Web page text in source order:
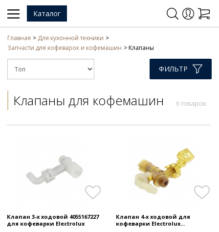
Каталог
Главная
Для кухонной техники
Запчасти для кофеварок и кофемашин
Клапаны
ФИЛЬТР
Клапаны для кофемашин 6 товаров
Клапан 3-х ходовой 4055167227
для кофеварки Electrolux
Клапан 4-х ходовой для
кофеварки Electrolux...